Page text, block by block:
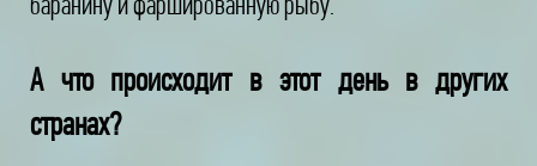
А что происходит в этот день в других
странах?